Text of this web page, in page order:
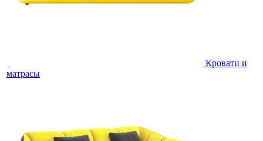
Кровати и
матрасы